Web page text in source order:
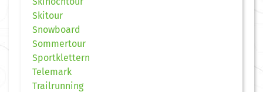
Skitour
Snowboard
Sommertour
Sportklettern
Telemark
Trailrunning